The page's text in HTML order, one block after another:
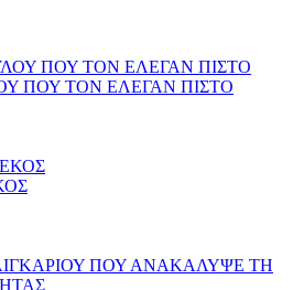
ΠΟΥ ΤΟΝ ΕΛΕΓΑΝ ΠΙΣΤΟ